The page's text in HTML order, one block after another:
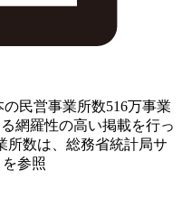
民営事業所数516万事業
網羅性の高い掲載を行っ
所数は、総務省統計局サ
を参照